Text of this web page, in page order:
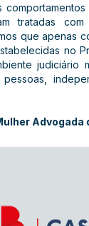
tratadas
que apenas
no
judiciário
Advogada